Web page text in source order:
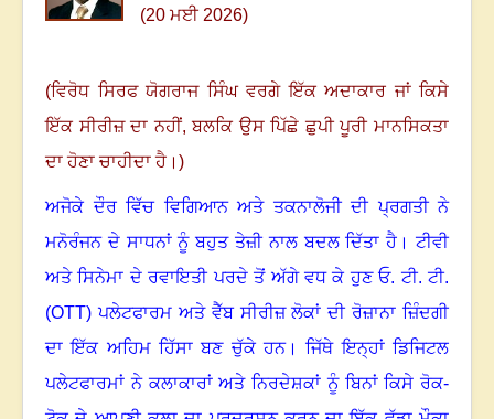
(20 ਮਈ 2026)
(ਵਿਰੋਧ ਸਿਰਫ ਯੋਗਰਾਜ ਸਿੰਘ ਵਰਗੇ ਇੱਕ ਅਦਾਕਾਰ ਜਾਂ ਕਿਸੇ
ਇੱਕ ਸੀਰੀਜ਼ ਦਾ ਨਹੀਂ,ਬਲਕਿ ਉਸ ਪਿੱਛੇ ਛੁਪੀ ਪੂਰੀ ਮਾਨਸਿਕਤਾ
ਦਾ ਹੋਣਾ ਚਾਹੀਦਾ ਹੈ।)
ਅਜੋਕੇ ਦੌਰ ਵਿੱਚ ਵਿਗਿਆਨ ਅਤੇ ਤਕਨਾਲੋਜੀ ਦੀ ਪ੍ਰਗਤੀ ਨੇ
ਮਨੋਰੰਜਨ ਦੇ ਸਾਧਨਾਂ ਨੂੰ ਬਹੁਤ ਤੇਜ਼ੀ ਨਾਲ ਬਦਲ ਦਿੱਤਾ ਹੈ। ਟੀਵੀ
ਅਤੇ ਸਿਨੇਮਾ ਦੇ ਰਵਾਇਤੀ ਪਰਦੇ ਤੋਂ ਅੱਗੇ ਵਧ ਕੇ ਹੁਣ ਓ. ਟੀ. ਟੀ.
(OTT)ਪਲੇਟਫਾਰਮ ਅਤੇ ਵੈੱਬ ਸੀਰੀਜ਼ ਲੋਕਾਂ ਦੀ ਰੋਜ਼ਾਨਾ ਜ਼ਿੰਦਗੀ
ਦਾ ਇੱਕ ਅਹਿਮ ਹਿੱਸਾ ਬਣ ਚੁੱਕੇ ਹਨ। ਜਿੱਥੇ ਇਨ੍ਹਾਂ ਡਿਜਿਟਲ
ਪਲੇਟਫਾਰਮਾਂ ਨੇ ਕਲਾਕਾਰਾਂ ਅਤੇ ਨਿਰਦੇਸ਼ਕਾਂ ਨੂੰ ਬਿਨਾਂ ਕਿਸੇ ਰੋਕ-